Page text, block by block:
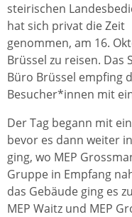
steirischen
hat sich privat die Zeit
genommen, am 16.
Brüssel zu reisen. Das
Büro Brüssel empfing
Besucher*innen mit
Der Tag begann mit
bevor es dann weiter
ging, wo MEP
Gruppe in Empfang
das Gebäude ging es
MEP Waitz und MEP